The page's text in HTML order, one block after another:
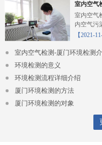
室内空气
室内空气
内空气污
体的危...
【2021-
室内空气检测-厦门环境检测
环境检测的意义
环境检测流程详细介绍
厦门环境检测的方法
厦门环境检测的对象